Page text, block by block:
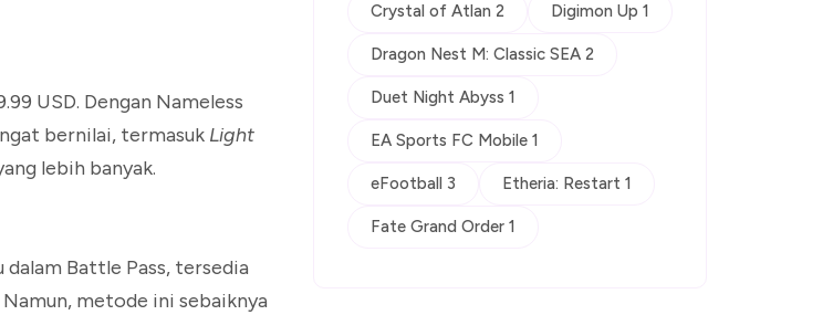
USD. Dengan Nameless
bernilai, termasuk Light
lebih banyak.
Battle Pass, tersedia
metode ini sebaiknya
Crystal of Atlan 2 Digimon Up 1
Dragon Nest M: Classic SEA 2
Duet Night Abyss 1
EA Sports FC Mobile 1
eFootball 3 Etheria: Restart 1
Fate Grand Order 1